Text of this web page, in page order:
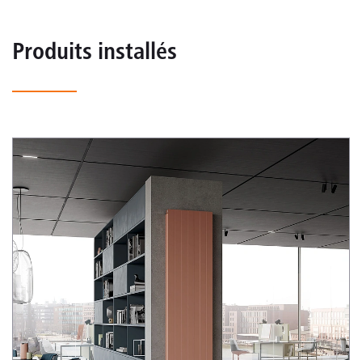
Produits installés